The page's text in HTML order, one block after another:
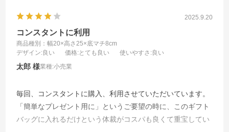
2025.9.20
コンスタントに利用
商品種別：幅20×高さ25×底マチ8cm
デザイン:良い 価格:とても良い 使いやすさ :良い
太郎 業種:小売業
毎回、コンスタントに購入、利用させていただいています。
「簡単なプレゼント用に」というご要望の時に、このギフト
バッグに入れるだけという体裁がコスパも良くて重宝してい